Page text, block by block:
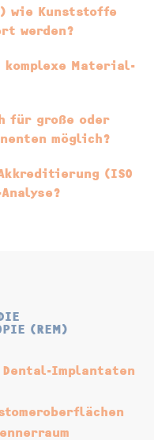
wie Kunststoffe
werden?
komplexe Material-
für große oder
möglich?
(ISO
(REM)
Dental-Implantaten